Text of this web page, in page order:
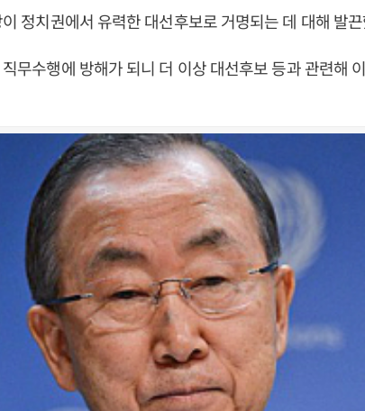
정치권에서 유력한 대선후보로 거명되는 데 대해 발
무수행에 방해가 되니 더 이상 대선후보 등과 관련해